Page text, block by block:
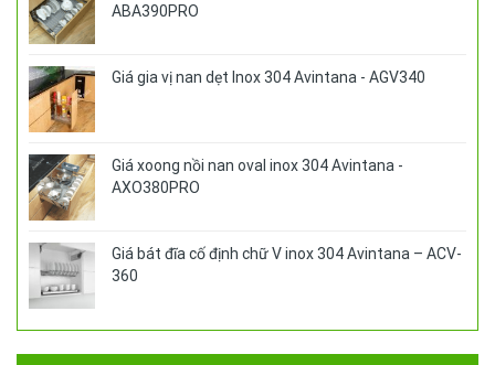
ABA390PRO
Giá gia vị nan dẹt Inox 304 Avintana - AGV340
Giá xoong nồi nan oval inox 304 Avintana -
AXO380PRO
Giá bát đĩa cố định chữ V inox 304 Avintana – ACV-
360